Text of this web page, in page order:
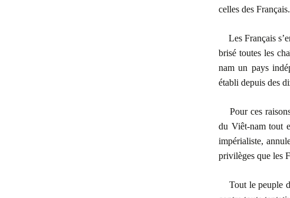
celles des Français.
Les Français
brisé toutes les
nam un pays
établi depuis des
Pour ces
du Viêt-nam tout
impérialiste,
privilèges que les
Tout le peuple